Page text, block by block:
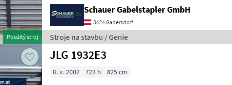
Použitý stroj
Schauer Gabelstapler GmbH
8424 Gabersdorf
Stroje na stavbu / Genie
JLG 1932E3
R. v. 2002 723 h 825 cm